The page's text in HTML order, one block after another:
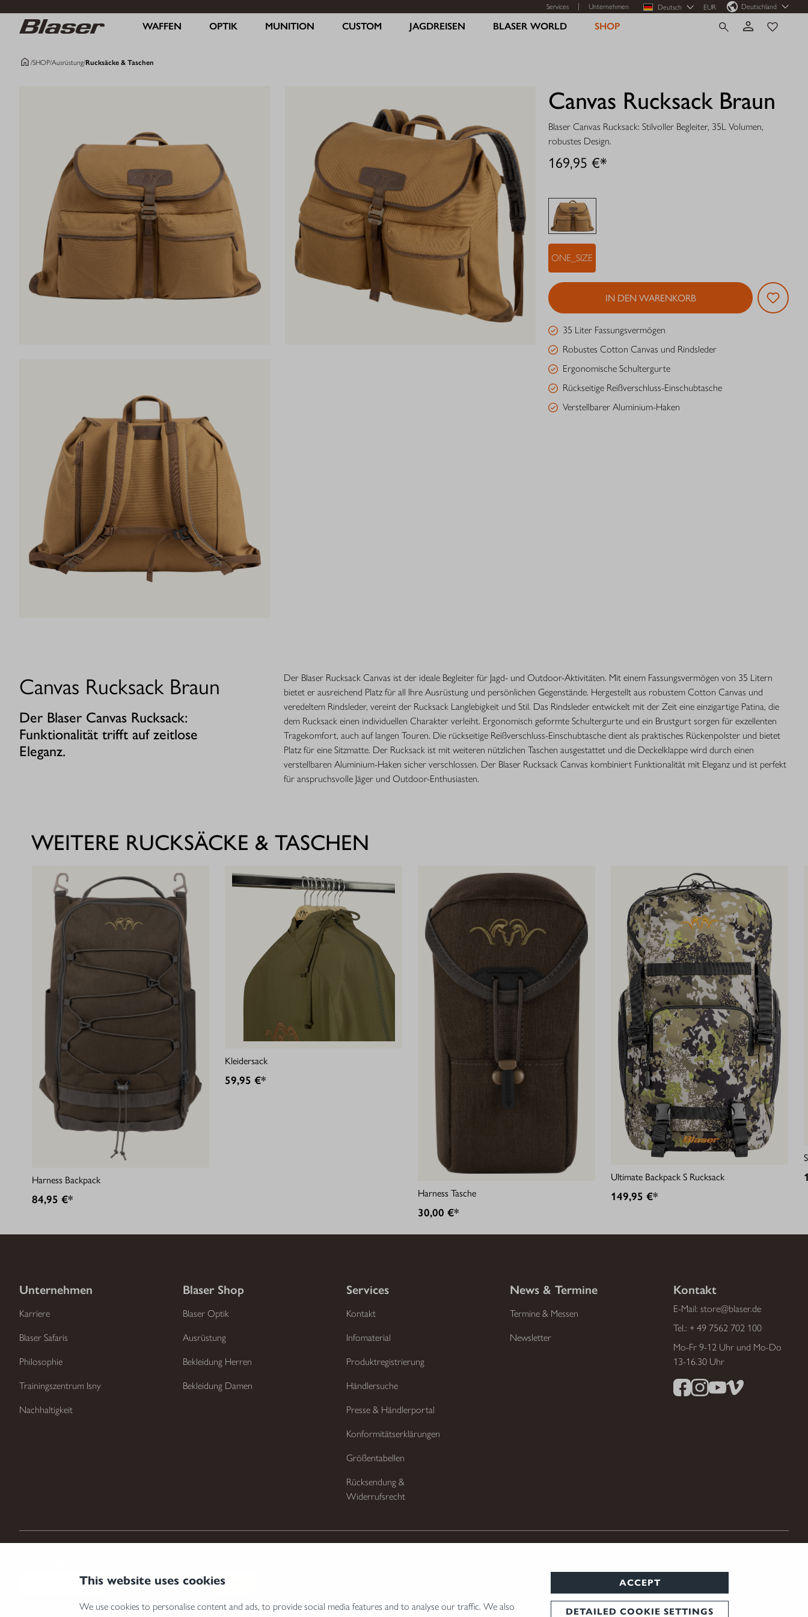
This website uses cookies
We use cookies to personalise content and ads, to provide social media features and to analyse our traffic. We also
ACCEPT
DETAILED COOKIE SETTINGS
Services Unternehmen Deutsch EUR Deutschland
WAFFEN OPTIK MUNITION CUSTOM JAGDREISEN BLASER WORLD SHOP
/SHOP/Ausrüstung/Rucksäcke & Taschen
Canvas Rucksack Braun
Blaser Canvas Rucksack: Stilvoller Begleiter, 35L Volumen,
robustes Design.
169,95 €*
ONE_SIZE
IN DEN WARENKORB
35 Liter Fassungsvermögen
Robustes Cotton Canvas und Rindsleder
Ergonomische Schultergurte
Rückseitige Reißverschluss-Einschubtasche
Verstellbarer Aluminium-Haken
Canvas Rucksack Braun
Der Blaser Canvas Rucksack:
Funktionalität trifft auf zeitlose
Eleganz.
Der Blaser Rucksack Canvas ist der ideale Begleiter für Jagd- und Outdoor-Aktivitäten. Mit einem Fassungsvermögen von 35 Litern
bietet er ausreichend Platz für all Ihre Ausrüstung und persönlichen Gegenstände. Hergestellt aus robustem Cotton Canvas und
veredeltem Rindsleder, vereint der Rucksack Langlebigkeit und Stil. Das Rindsleder entwickelt mit der Zeit eine einzigartige Patina, die
dem Rucksack einen individuellen Charakter verleiht. Ergonomisch geformte Schultergurte und ein Brustgurt sorgen für exzellenten
Tragekomfort, auch auf langen Touren. Die rückseitige Reißverschluss-Einschubtasche dient als praktisches Rückenpolster und bietet
Platz für eine Sitzmatte. Der Rucksack ist mit weiteren nützlichen Taschen ausgestattet und die Deckelklappe wird durch einen
verstellbaren Aluminium-Haken sicher verschlossen. Der Blaser Rucksack Canvas kombiniert Funktionalität mit Eleganz und ist perfekt
für anspruchsvolle Jäger und Outdoor-Enthusiasten.
WEITERE RUCKSÄCKE & TASCHEN
Harness Backpack
84,95 €*
Kleidersack
59,95 €*
Harness Tasche
30,00 €*
Ultimate Backpack S Rucksack
149,95 €*
Unternehmen
Karriere
Blaser Safaris
Philosophie
Trainingszentrum Isny
Nachhaltigkeit
Blaser Shop
Blaser Optik
Ausrüstung
Bekleidung Herren
Bekleidung Damen
Services
Kontakt
Infomaterial
Produktregistrierung
Händlersuche
Presse & Händlerportal
Konformitätserklärungen
Größentabellen
Rücksendung &
Widerrufsrecht
News & Termine
Termine & Messen
Newsletter
Kontakt
E-Mail: store@blaser.de
Tel.: + 49 7562 702 100
Mo-Fr 9-12 Uhr und Mo-Do
13-16.30 Uhr